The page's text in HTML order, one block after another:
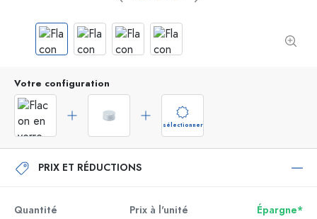
Votre configuration
sélectionner
PRIX ET RÉDUCTIONS
Quantité Prix à l'unité
Épargne*